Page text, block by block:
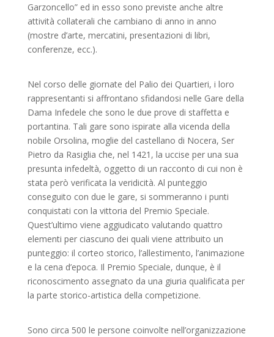
Garzoncello” ed in esso sono previste anche altre
attività collaterali che cambiano di anno in anno
(mostre d’arte, mercatini, presentazioni di libri,
conferenze, ecc.).
Nel corso delle giornate del Palio dei Quartieri, i loro
rappresentanti si affrontano sfidandosi nelle Gare della
Dama Infedele che sono le due prove di staffetta e
portantina. Tali gare sono ispirate alla vicenda della
nobile Orsolina, moglie del castellano di Nocera, Ser
Pietro da Rasiglia che, nel 1421, la uccise per una sua
presunta infedeltà, oggetto di un racconto di cui non è
stata però verificata la veridicità. Al punteggio
conseguito con due le gare, si sommeranno i punti
conquistati con la vittoria del Premio Speciale.
Quest’ultimo viene aggiudicato valutando quattro
elementi per ciascuno dei quali viene attribuito un
punteggio: il corteo storico, l’allestimento, l’animazione
e la cena d’epoca. Il Premio Speciale, dunque, è il
riconoscimento assegnato da una giuria qualificata per
la parte storico-artistica della competizione.
Sono circa 500 le persone coinvolte nell’organizzazione